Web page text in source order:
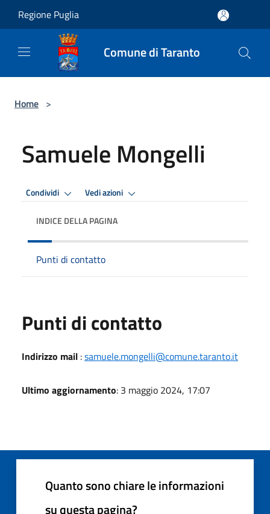
Regione Puglia
Comune di Taranto
Home >
Samuele Mongelli
Condividi Vedi azioni
INDICE DELLA PAGINA
Punti di contatto
Punti di contatto
Indirizzo mail :samuele.mongelli@comune.taranto.it
Ultimo aggiornamento: 3 maggio 2024, 17:07
Quanto sono chiare le informazioni
su questa pagina?